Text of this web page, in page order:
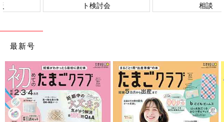
最新号